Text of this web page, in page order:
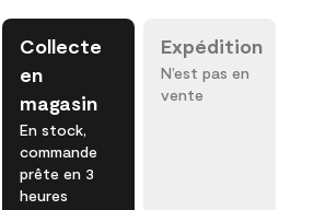
Collecte
en
magasin
En stock,
commande
prête en 3
heures
Expédition
N’est pas en
vente